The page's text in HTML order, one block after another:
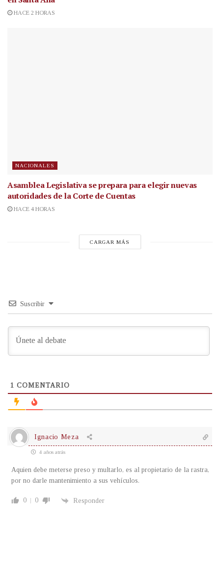
HACE 2 HORAS
NACIONALES
Asamblea Legislativa se prepara para elegir nuevas
autoridades de la Corte de Cuentas
HACE 4 HORAS
CARGAR MÁS
Suscribir
1 COMENTARIO
Ignacio Meza
4 años atrás
Aquien debe meterse preso y multarlo, es al propietario de la rastra,
por no darle mantenimiento a sus vehículos.
0 0 Responder